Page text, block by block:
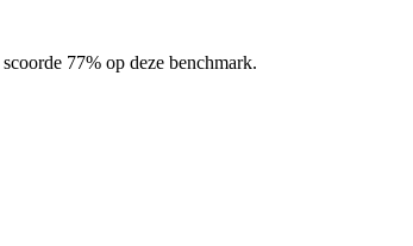
77% op deze benchmark.